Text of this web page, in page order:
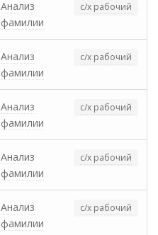
Анализ
фамилии
с/х рабочий
Анализ
фамилии
с/х рабочий
Анализ
фамилии
с/х рабочий
Анализ
фамилии
с/х рабочий
Анализ
фамилии
с/х рабочий